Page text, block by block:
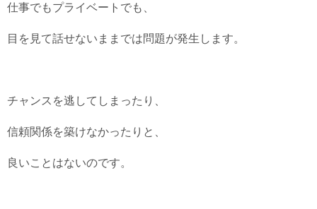
仕事でもプライベートでも、
目を見て話せないままでは問題が発生します。
チャンスを逃してしまったり、
信頼関係を築けなかったりと、
良いことはないのです。